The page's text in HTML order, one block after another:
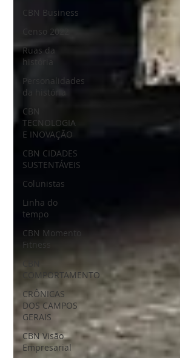
CBN Business
Censo 2022
Ruas da
história
Personalidades
da história
CBN
TECNOLOGIA
E INOVAÇÃO
CBN CIDADES
SUSTENTÁVEIS
Colunistas
Linha do
tempo
CBN Momento
Fitness
COMPORTAMENTO
CRÔNICAS
DOS CAMPOS
GERAIS
CBN Visão
Empresarial